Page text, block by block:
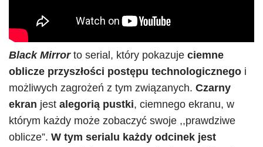
Black Mirror to serial, który pokazuje ciemne
oblicze przyszłości postępu technologicznego i
możliwych zagrożeń z tym związanych. Czarny
ekran jest alegorią pustki, ciemnego ekranu, w
którym każdy może zobaczyć swoje ,,prawdziwe
oblicze”. W tym serialu każdy odcinek jest